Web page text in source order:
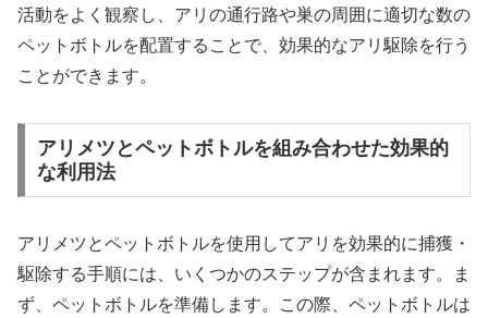
活動をよく観察し、アリの通行路や巣の周囲に適切な数の
ペットボトルを配置することで、効果的なアリ駆除を行う
ことができます。
アリメツとペットボトルを組み合わせた効果的
な利用法
アリメツとペットボトルを使用してアリを効果的に捕獲・
駆除する手順には、いくつかのステップが含まれます。ま
ず、ペットボトルを準備します。この際、ペットボトルは